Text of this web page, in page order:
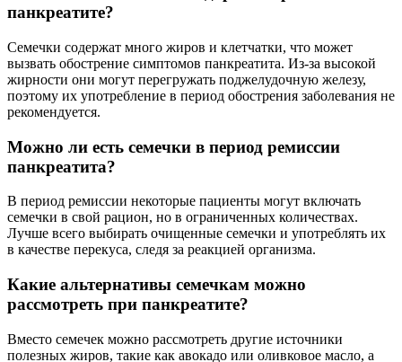
панкреатите?
Семечки содержат много жиров и клетчатки, что может
вызвать обострение симптомов панкреатита. Из-за высокой
жирности они могут перегружать поджелудочную железу,
поэтому их употребление в период обострения заболевания не
рекомендуется.
Можно ли есть семечки в период ремиссии
панкреатита?
В период ремиссии некоторые пациенты могут включать
семечки в свой рацион, но в ограниченных количествах.
Лучше всего выбирать очищенные семечки и употреблять их
в качестве перекуса, следя за реакцией организма.
Какие альтернативы семечкам можно
рассмотреть при панкреатите?
Вместо семечек можно рассмотреть другие источники
полезных жиров, такие как авокадо или оливковое масло, а